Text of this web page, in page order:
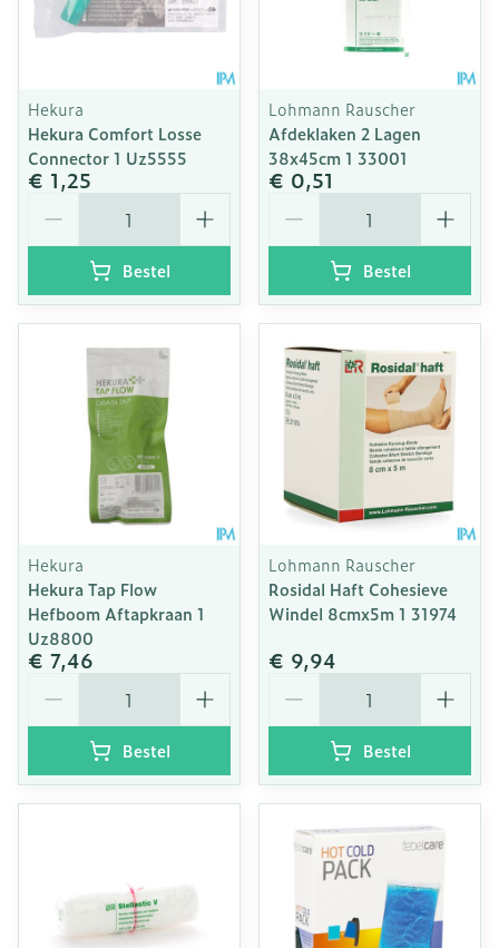
Hekura
Hekura Comfort Losse
Connector 1 Uz5555
€ 1,25
Bestel
Lohmann Rauscher
Afdeklaken 2 Lagen
38x45cm 1 33001
€ 0,51
Bestel
Hekura
Hekura Tap Flow
Hefboom Aftapkraan 1
Uz8800
€ 7,46
Bestel
Lohmann Rauscher
Rosidal Haft Cohesieve
Windel 8cmx5m 1 31974
€ 9,94
Bestel